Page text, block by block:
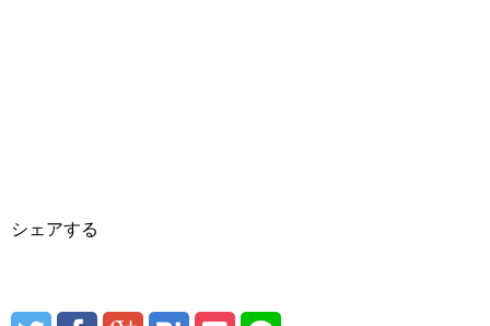
シェアする